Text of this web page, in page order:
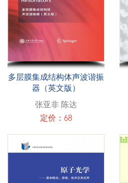
多层膜集成结构体声波谐振
器（英文版）
张亚非 陈达
定价：68